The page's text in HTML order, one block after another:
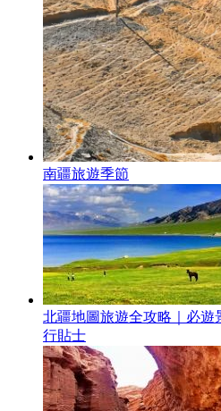
南疆旅遊季節
北疆地圖旅遊全攻略｜必遊
行貼士